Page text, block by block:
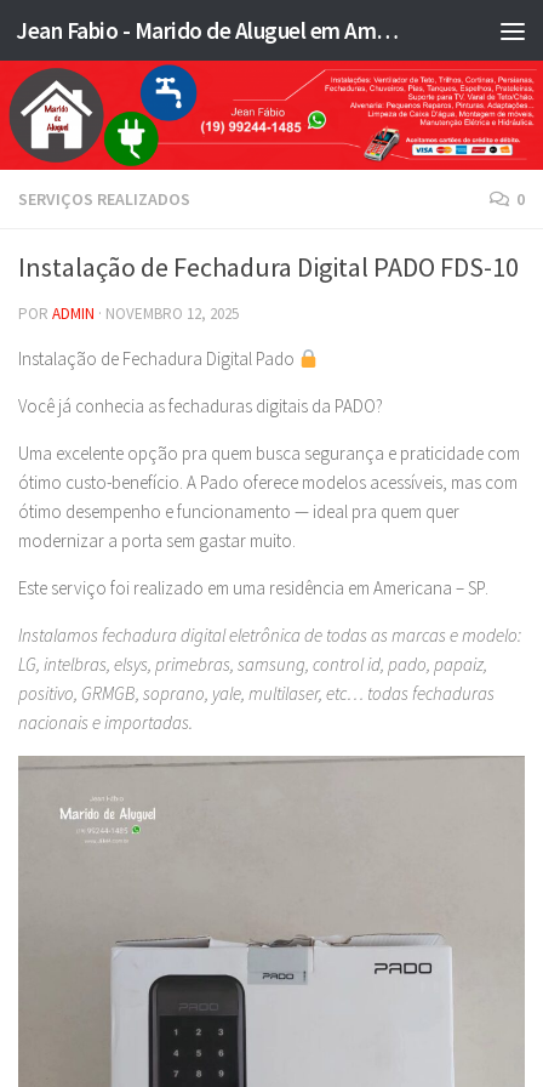
Skip to content Jean Fabio - Marido de Aluguel em Americana SP e região - JFMA
SERVIÇOS REALIZADOS 0
Instalação de Fechadura Digital PADO FDS-10
POR ADMIN · NOVEMBRO 12, 2025
Instalação de Fechadura Digital Pado
Você já conhecia as fechaduras digitais da PADO?
Uma excelente opção pra quem busca segurança e praticidade com
ótimo custo-benefício. A Pado oferece modelos acessíveis, mas com
ótimo desempenho e funcionamento — ideal pra quem quer
modernizar a porta sem gastar muito.
Este serviço foi realizado em uma residência em Americana – SP.
Instalamos fechadura digital eletrônica de todas as marcas e modelo:
LG, intelbras, elsys, primebras, samsung, control id, pado, papaiz,
positivo, GRMGB, soprano, yale, multilaser, etc… todas fechaduras
nacionais e importadas.